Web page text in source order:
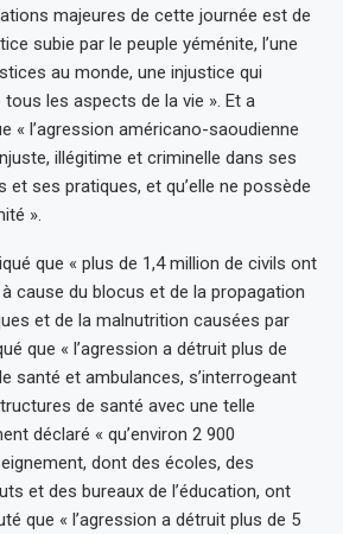
majeures de cette journée est de
subie par le peuple yéménite, l’une
au monde, une injustice qui
les aspects de la vie ». Et a
« l’agression américano-saoudienne
illégitime et criminelle dans ses
ses pratiques, et qu’elle ne possède
».
que « plus de 1,4 million de civils ont
cause du blocus et de la propagation
et de la malnutrition causées par
que « l’agression a détruit plus de
santé et ambulances, s’interrogeant
de santé avec une telle
déclaré « qu’environ 2 900
dont des écoles, des
et des bureaux de l’éducation, ont
que « l’agression a détruit plus de 5